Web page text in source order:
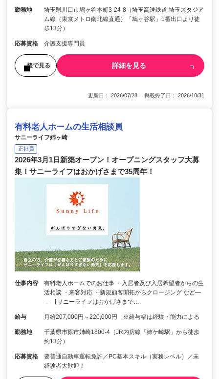
勤務地
埼玉県川口市鳩ヶ谷本町3-24-8（埼玉高速鉄道 埼玉スタジア
ム線（東京メトロ南北線直通）「鳩ヶ谷駅」1番出口より徒
歩13分）
応募資格 介護支援専門員
後で見る 詳細を見る
更新日： 2026/07/28 掲載終了日： 2026/10/31
有料老人ホームの生活相談員
サニーライフ姉ヶ崎
正社員
2026年3月1日新築オープン！オープニングスタッフ大募
集！サニーライフはおかげさまで35周年！
仕事内容
有料老人ホームでのお仕事 ・入居者及び入居希望者からの生
活相談 ・来客対応 ・新規顧客開拓からクロージング など―
― 【サニーライフはおかげさまで…
給与 月給207,000円～220,000円 ※給与幅は経験・能力による
勤務地
千葉県市原市姉崎1800-4（JR内房線「姉ケ崎駅」から徒歩
約13分）
応募資格
要普通自動車運転免許／PC基本スキル（実務レベル）／未
経験者大歓迎！